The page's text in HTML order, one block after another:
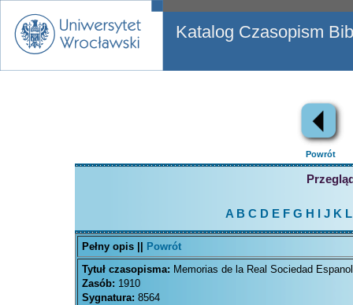
Katalog Czasopism
Powrót
A B C D EFG H J K L
Pełny opis ||
Powrót
Tytuł czasopisma: Memorias de la Real Sociedad
Zasób: 1910
Sygnatura: 8564